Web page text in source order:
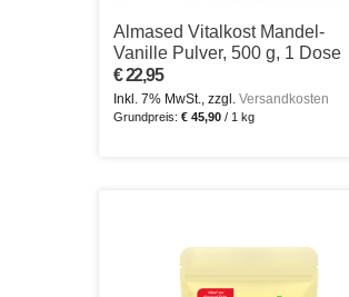
Almased Vitalkost Mandel-
Vanille Pulver, 500 g, 1 Dose
€ 22,95
Inkl. 7% MwSt., zzgl. Versandkosten
Grundpreis: € 45,90 / 1 kg